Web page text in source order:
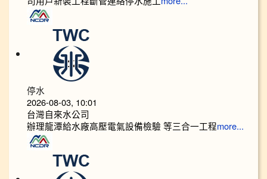
停水
2026-08-03, 10:01
台灣自來水公司
辦理龍潭給水廠高壓電氣設備檢驗 等三合一工程more...